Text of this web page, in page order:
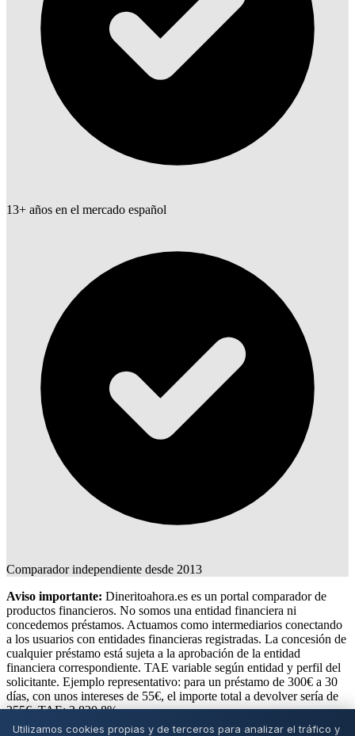
13+ años en el mercado español
Comparador independiente desde 2013
Aviso importante: Dineritoahora.es es un portal comparador de
productos financieros. No somos una entidad financiera ni
concedemos préstamos. Actuamos como intermediarios conectando
a los usuarios con entidades financieras registradas. La concesión de
cualquier préstamo está sujeta a la aprobación de la entidad
financiera correspondiente. TAE variable según entidad y perfil del
solicitante. Ejemplo representativo: para un préstamo de 300€ a 30
días, con unos intereses de 55€, el importe total a devolver sería de
355€. TAE: 2.830,8%.
Utilizamos cookies propias y de terceros para analizar el tráfico y